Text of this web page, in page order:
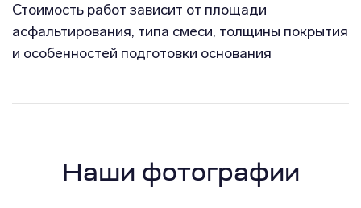
Стоимость работ зависит от площади
асфальтирования, типа смеси, толщины покрытия
и особенностей подготовки основания
Наши фотографии